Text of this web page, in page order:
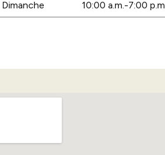
Dimanche 10:00 a.m.-7:00 p.m